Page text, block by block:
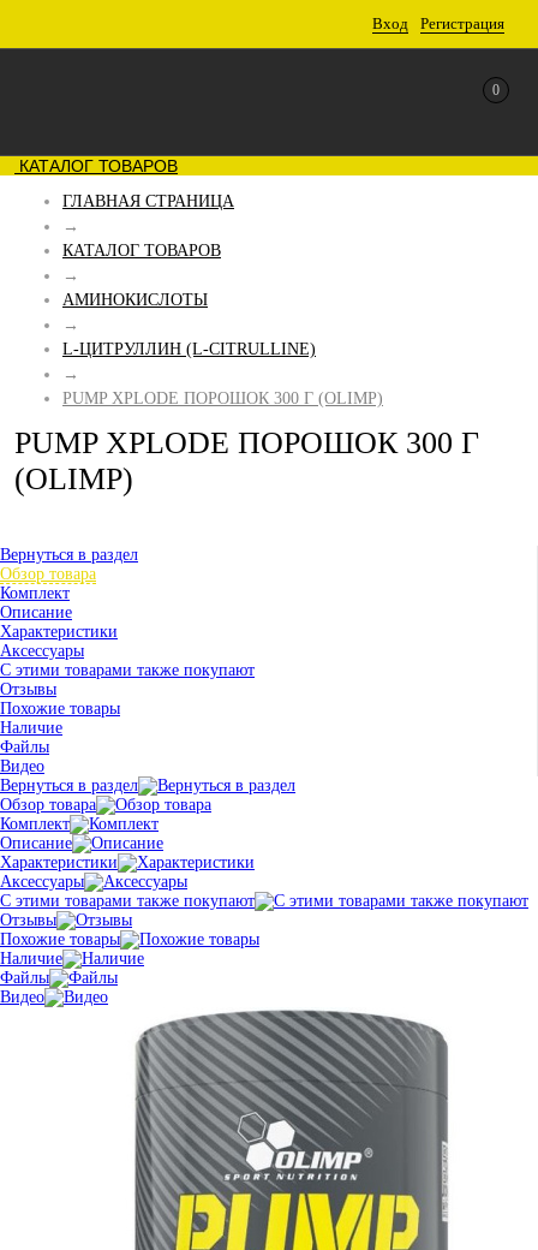
Вход Регистрация
0
КАТАЛОГ ТОВАРОВ
ГЛАВНАЯ СТРАНИЦА
→
КАТАЛОГ ТОВАРОВ
→
АМИНОКИСЛОТЫ
→
L-ЦИТРУЛЛИН (L-CITRULLINE)
→
PUMP XPLODE ПОРОШОК 300 Г (OLIMP)
PUMP XPLODE ПОРОШОК 300 Г
(OLIMP)
Вернуться в раздел
Обзор товара
Комплект
Описание
Характеристики
Аксессуары
С этими товарами также покупают
Отзывы
Похожие товары
Наличие
Файлы
Видео
Вернуться в раздел
Обзор товара
Комплект
Описание
Характеристики
Аксессуары
С этими товарами также покупают
Отзывы
Похожие товары
Наличие
Файлы
Видео